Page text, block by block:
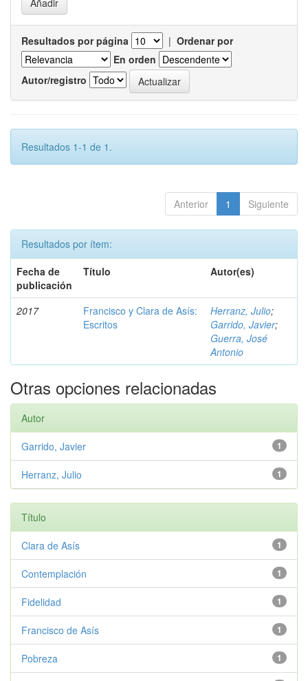
Resultados por página | Ordenar por
En orden
Autor/registro
Resultados 1-1 de 1.
Anterior 1 Siguiente
Resultados por ítem:
Fecha de
publicación
Título Autor(es)
2017
Francisco y Clara de Asís:
Escritos
Herranz, Julio;
Garrido, Javier;
Guerra, José
Antonio
Otras opciones relacionadas
Autor
1
Garrido, Javier
1
Herranz, Julio
Título
1
Clara de Asís
1
Contemplación
1
Fidelidad
1
Francisco de Asís
1
Pobreza